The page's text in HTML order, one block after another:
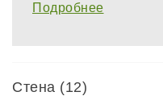
Подробнее
Стена (12)